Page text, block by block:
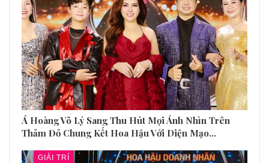
Á Hoàng Võ Lý Sang Thu Hút Mọi Ánh Nhìn Trên
Thảm Đỏ Chung Kết Hoa Hậu Với Diện Mạo…
GIẢI TRÍ